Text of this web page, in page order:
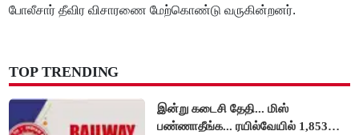
போலீசார் தீவிர விசாரணை மேற்கொண்டு வருகின்றனர்.
TOP TRENDING
இன்று கடைசி தேதி... மிஸ்
பண்ணாதீங்க... ரயில்வேயில் 1,853